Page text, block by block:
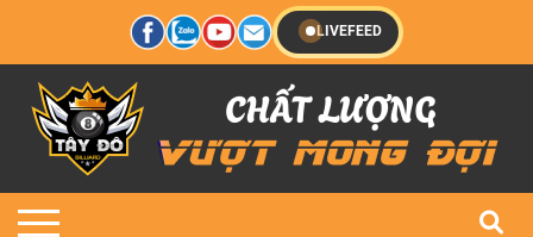
LIVEFEED